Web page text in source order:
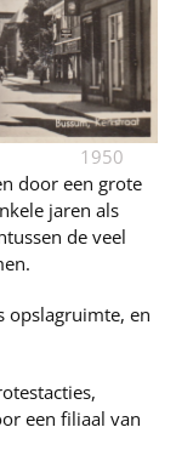
1950
door een grote
jaren als
de veel
opslagruimte, en
een filiaal van